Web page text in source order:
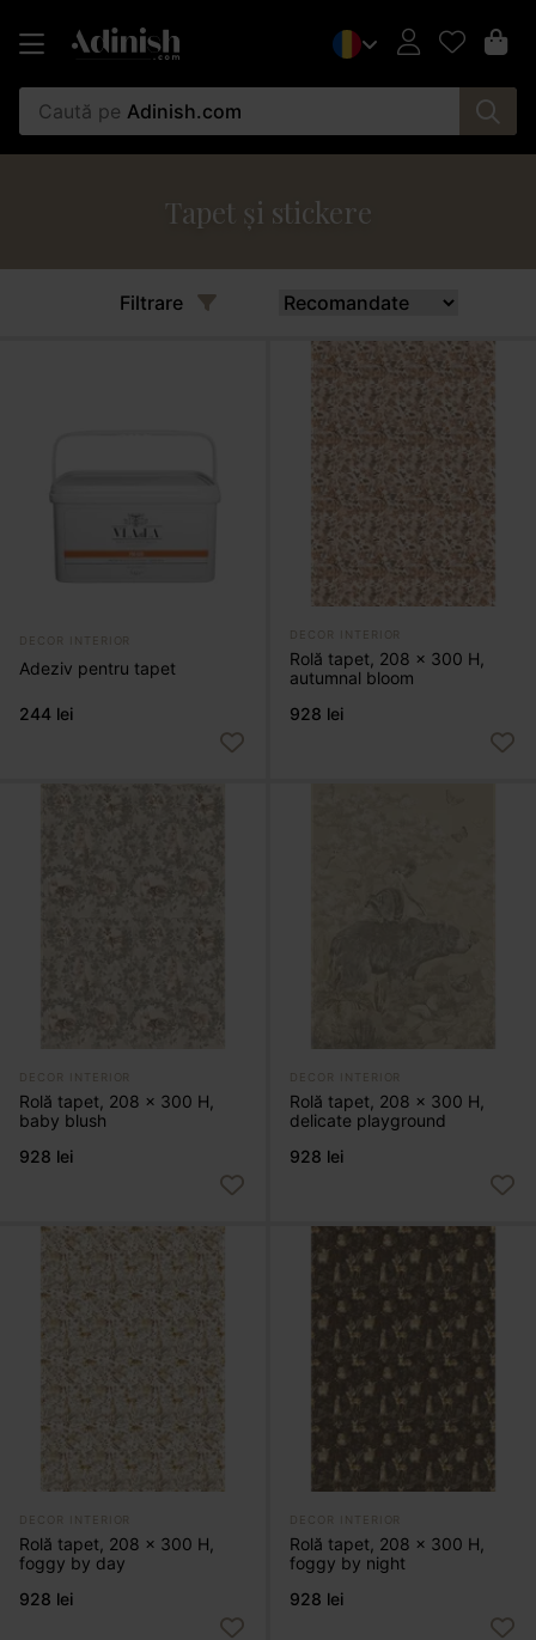
Caută pe Adinish.com
Tapet și stickere
Filtrare
DECOR INTERIOR
Adeziv pentru tapet
244 lei
DECOR INTERIOR
Rolă tapet, 208 x 300 H,
autumnal bloom
928 lei
DECOR INTERIOR
Rolă tapet, 208 x 300 H,
baby blush
928 lei
DECOR INTERIOR
Rolă tapet, 208 x 300 H,
delicate playground
928 lei
DECOR INTERIOR
Rolă tapet, 208 x 300 H,
foggy by day
928 lei
DECOR INTERIOR
Rolă tapet, 208 x 300 H,
foggy by night
928 lei